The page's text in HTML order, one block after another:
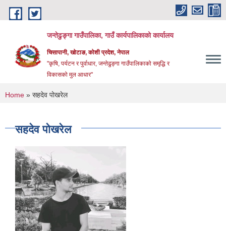
Skip to main content
जन्तेढुङ्गा गाउँपालिका, गाउँ कार्यपालिकाको कार्यालय
चिसापानी, खोटाङ, कोशी प्रदेश, नेपाल
"कृषि, पर्यटन र पुर्वाधार, जन्तेढुङ्गा गाउँपालिकाको समृद्धि र
विकासको मुल आधार"
You are here
Home » सहदेव पोखरेल
सहदेव पोखरेल